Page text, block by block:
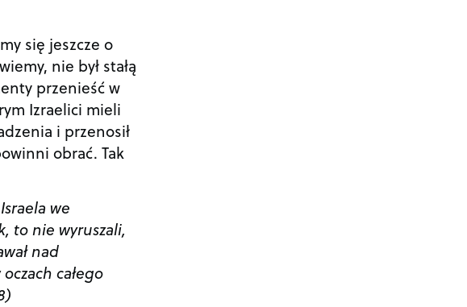
się jeszcze o
nie był stałą
przenieść w
Izraelici mieli
i przenosił
obrać. Tak
we
to nie wyruszali,
nad
całego